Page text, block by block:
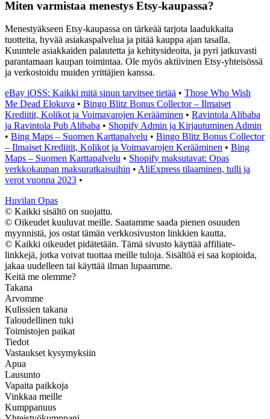
Miten varmistaa menestys Etsy-kaupassa?
Menestyäkseen Etsy-kaupassa on tärkeää tarjota laadukkaita
tuotteita, hyvää asiakaspalvelua ja pitää kauppa ajan tasalla.
Kuuntele asiakkaiden palautetta ja kehitysideoita, ja pyri jatkuvasti
parantamaan kaupan toimintaa. Ole myös aktiivinen Etsy-yhteisössä
ja verkostoidu muiden yrittäjien kanssa.
eBay iOSS: Kaikki mitä sinun tarvitsee tietää • Those Who Wish
Me Dead Elokuva • Bingo Blitz Bonus Collector – Ilmaiset
Krediitit, Kolikot ja Voimavarojen Kerääminen • Ravintola Alibaba
ja Ravintola Pub Alibaba • Shopify Admin ja Kirjautuminen Admin
• Bing Maps – Suomen Karttapalvelu • Bingo Blitz Bonus Collector
– Ilmaiset Krediitit, Kolikot ja Voimavarojen Kerääminen • Bing
Maps – Suomen Karttapalvelu • Shopify maksutavat: Opas
verkkokaupan maksuratkaisuihin • AliExpress tilaaminen, tulli ja
verot vuonna 2023 •
Huvilan Opas
© Kaikki sisältö on suojattu.
© Oikeudet kuuluvat meille. Saatamme saada pienen osuuden
myynnistä, jos ostat tämän verkkosivuston linkkien kautta.
© Kaikki oikeudet pidätetään. Tämä sivusto käyttää affiliate-
linkkejä, jotka voivat tuottaa meille tuloja. Sisältöä ei saa kopioida,
jakaa uudelleen tai käyttää ilman lupaamme.
Keitä me olemme?
Takana
Arvomme
Kulissien takana
Taloudellinen tuki
Toimistojen paikat
Tiedot
Vastaukset kysymyksiin
Apua
Lausunto
Vapaita paikkoja
Vinkkaa meille
Kumppanuus